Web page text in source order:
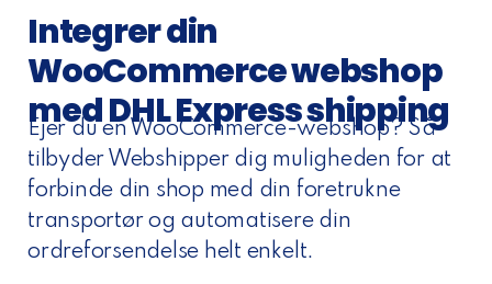
Integrer din
WooCommerce webshop
med DHL Express shipping
Ejer du en WooCommerce-webshop? Så
tilbyder Webshipper dig muligheden for at
forbinde din shop med din foretrukne
transportør og automatisere din
ordreforsendelse helt enkelt.